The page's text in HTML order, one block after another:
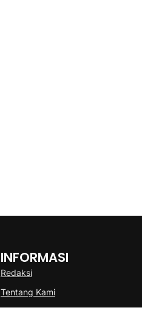
INFORMASI
Redaksi
Tentang Kami